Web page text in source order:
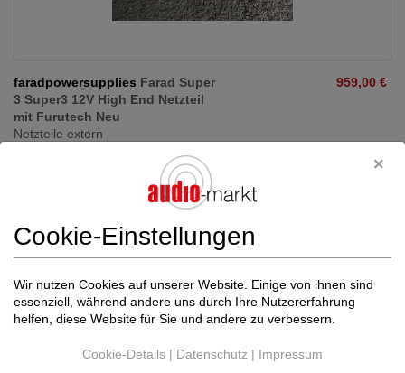
faradpowersupplies Farad Super
3 Super3 12V High End Netzteil
mit Furutech Neu
Netzteile extern
Deutschland (67373)
959,00 €
Aus unserem Lager bieten wir ein Farad Super3 12V Netzteil mit
Synergistic Research, Verbindungskabel ...
Cookie-Einstellungen
Wir nutzen Cookies auf unserer Website. Einige von ihnen sind
essenziell, während andere uns durch Ihre Nutzererfahrung
helfen, diese Website für Sie und andere zu verbessern.
Cookie-Details | Datenschutz | Impressum